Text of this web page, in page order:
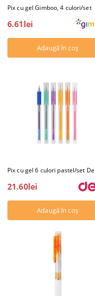
Pix cu gel Gimboo, 4 culori/set
6.61lei
Pix cu gel 6 culori pastel/set
21.60lei